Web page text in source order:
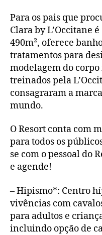
Para os pais que
Clara by L’Occitane
490m², oferece
tratamentos para
modelagem do
treinados pela
consagraram a
mundo.
O Resort conta com
para todos os
se com o pessoal do
e agende!
– Hipismo*: Centro
vivências com
para adultos e
incluindo opção de